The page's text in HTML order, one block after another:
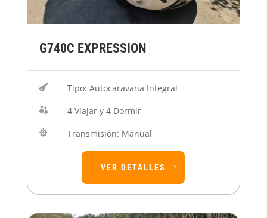
G740C EXPRESSION
 Tipo: Autocaravana Integral
 4 Viajar y 4 Dormir
 Transmisión: Manual
VER DETALLES